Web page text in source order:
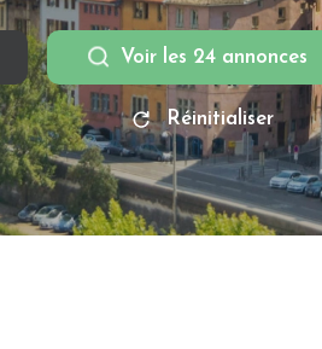
Voir les 24annonces
Réinitialiser